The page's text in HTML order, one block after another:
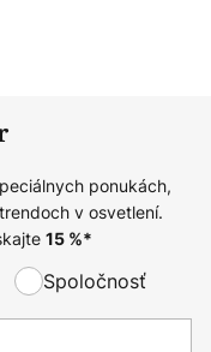
ponukách,
v osvetlení.
15%*
Spoločnosť